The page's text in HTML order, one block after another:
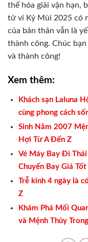
thể hóa giải vận hạn,
tử vi Kỷ Mùi 2025 có
của bản thân vẫn là
thành công. Chúc
và thành công!
Xem thêm:
Khách sạn Laluna
cùng phong cách
Sinh Năm 2007
Hợi Từ A Đến Z
Vé Máy Bay Đi
Chuyến Bay Giá
Trễ kinh 4 ngày là
Z
Khám Phá Mối
và Mệnh Thủy